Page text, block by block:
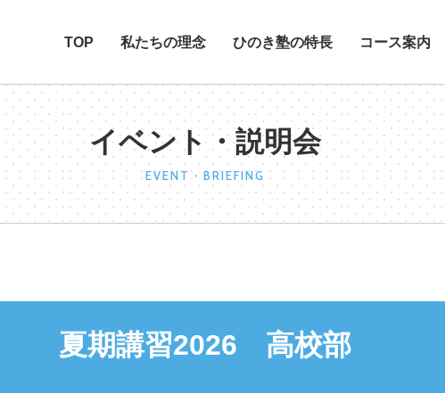
TOP 私たちの理念 ひのき塾の特長 コース案内
イベント・説明会
EVENT・BRIEFING
夏期講習2026 高校部